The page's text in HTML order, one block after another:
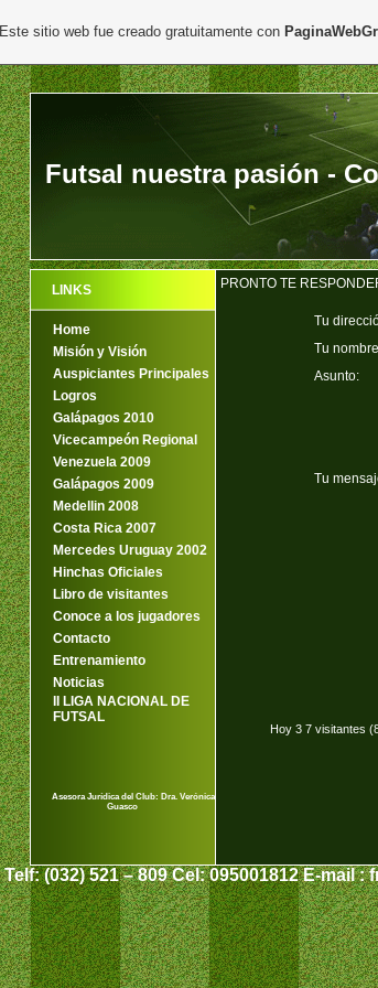
Futsal nuestra pasión -
LINKS
Home
Misión y Visión
Auspiciantes Principales
Logros
Galápagos 2010
Vicecampeón Regional
Venezuela 2009
Galápagos 2009
Medellin 2008
Costa Rica 2007
Mercedes Uruguay 2002
Hinchas Oficiales
Libro de visitantes
Conoce a los jugadores
Contacto
Entrenamiento
Noticias
II LIGA NACIONAL DE
FUTSAL
Asesora Jurídica del Club: Dra. Verónica
Guasco
PRONTO TE
Tu
Tu
Asunto:
Tu
Hoy 3 7 visitantes
Telf: (032) 521 – 809 Cel: 095001812 E-
Este sitio web fue creado gratuitamente con